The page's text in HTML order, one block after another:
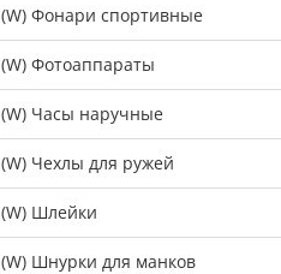
(W) Фонари спортивные
(W) Фотоаппараты
(W) Часы наручные
(W) Чехлы для ружей
(W) Шлейки
(W) Шнурки для манков